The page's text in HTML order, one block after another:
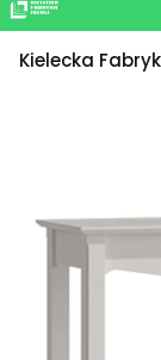
Kielecka